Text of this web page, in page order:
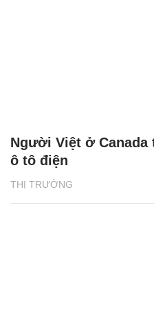
THỊ TRƯỜNG
Người Việt ở
ô tô điện